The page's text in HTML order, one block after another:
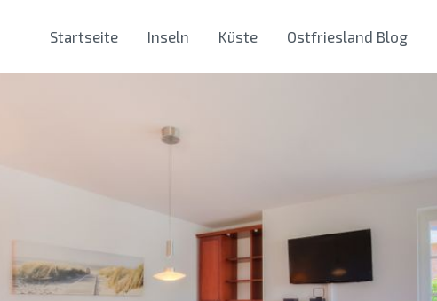
Startseite Inseln Küste Ostfriesland Blog